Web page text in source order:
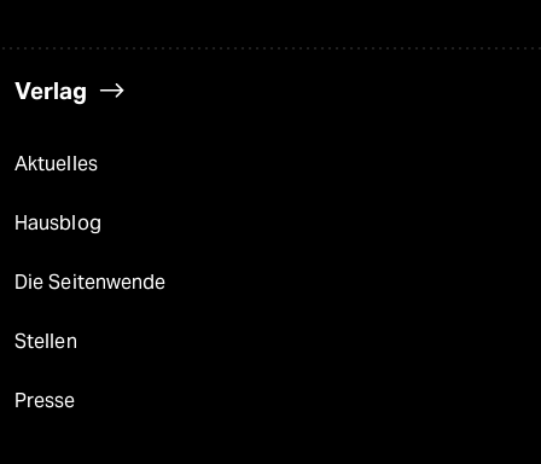
Verlag
Aktuelles
Hausblog
Die Seitenwende
Stellen
Presse